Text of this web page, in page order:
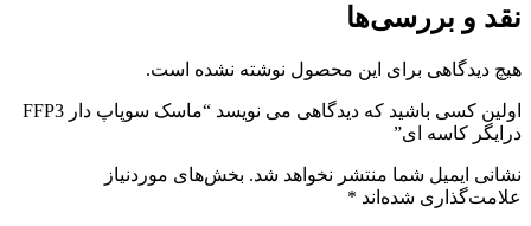
نقد و بررسی‌ها
هیچ دیدگاهی برای این محصول نوشته نشده است.
اولین کسی باشید که دیدگاهی می نویسد “ماسک سوپاپ دار FFP3
درایگر کاسه ای”
نشانی ایمیل شما منتشر نخواهد شد. بخش‌های موردنیاز
علامت‌گذاری شده‌اند *